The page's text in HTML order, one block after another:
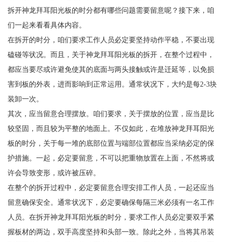
拆开神龙拜耳阳光板的时分都有哪些问题需要留意呢？接下来，咱
们一起来看看具体内容。
在拆开的时分，咱们要求工作人员必定要坚持动作平稳，不要出现
磕碰等状况。而且，关于神龙拜耳阳光板的拆开，在整个过程中，
都应当要尽或许避免使其的底面与两头接触或许是迁延等，以免损
害到板的外表，进而影响到正常运用。通常状况下，大约是每2-3块
装卸一次。
其次，应当留意合理摆放。咱们要求，关于摆放的位置，应当是比
较坚固，而且较为平整的地面上。不仅如此，在堆放神龙拜耳阳光
板的时分，关于每一堆的底部位置与端部位置都应当采纳必定的保
护措施。一起，必定要留意，不可以把重物放置在上面，不然将或
许会导致变形，或许被压碎。
在整个的拆开过程中，必定要留意合理安排工作人员，一起还应当
留意确保安全。通常状况下，必定要确保每隔三米必须有一名工作
人员。在拆开神龙拜耳阳光板的时分，要求工作人员必定要双手紧
握板材的两边，双手高度坚持和头部一致。除此之外，当将其吊装